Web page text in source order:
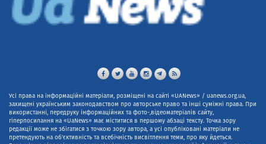
Усі права на інформаційні матеріали, розміщені на сайті «UANews» / uanews.org.ua,
захищені українським законодавством про авторське право та інші суміжні права. При
використанні, передруку інформаційних та фото-,відеоматеріалів сайту,
гіперпосилання на «UaNews» має міститися в першому абзаці тексту. Точка зору
редакції може не збігатися з точкою зору автора, а усі опубліковані матеріали не
претендують на об'єктивність та всебічність висвітлення теми, про яку йдеться.